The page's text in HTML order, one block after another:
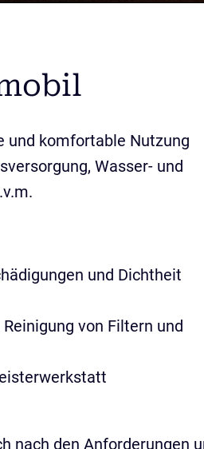
und komfortable Nutzung
Wasser- und
und Dichtheit
von Filtern und
nach den Anforderungen